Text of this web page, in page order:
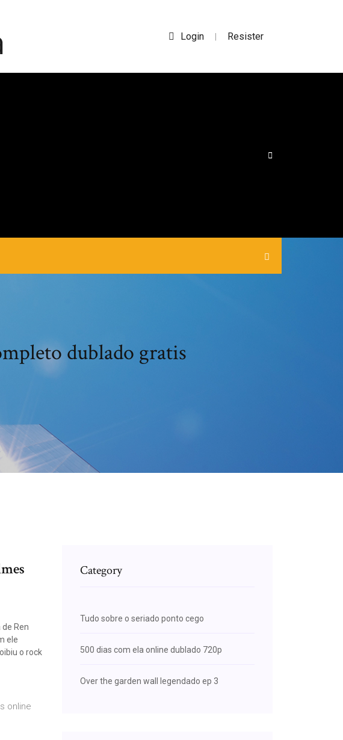
Login | Resister
dublado gratis
Ren
ele
o rock
online
Category
Tudo sobre o seriado ponto cego
500 dias com ela online dublado 720p
Over the garden wall legendado ep 3